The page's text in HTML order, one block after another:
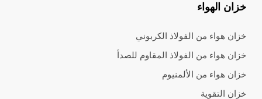
خزان الهواء
خزان هواء من الفولاذ الكربوني
خزان هواء من الفولاذ المقاوم للصدأ
خزان هواء من الألمنيوم
خزان التقوية